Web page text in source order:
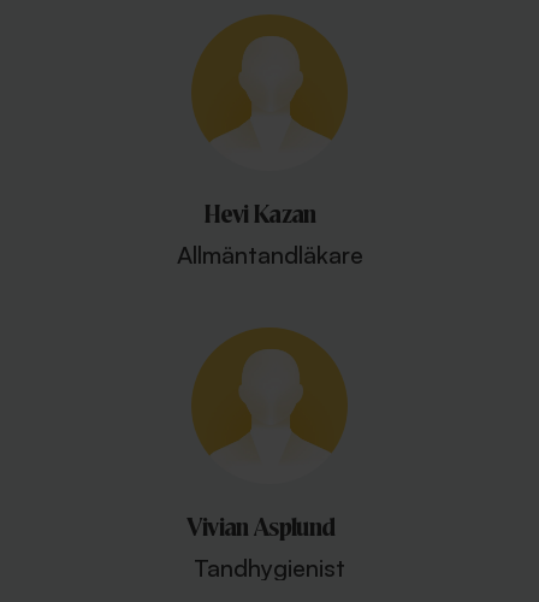
Hevi Kazan
Allmäntandläkare
Vivian Asplund
Tandhygienist